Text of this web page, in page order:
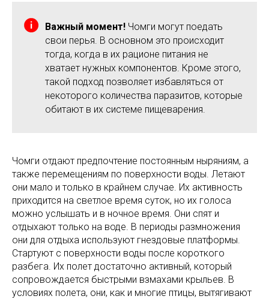
Важный момент! Чомги могут поедать
свои перья. В основном это происходит
тогда, когда в их рационе питания не
хватает нужных компонентов. Кроме этого,
такой подход позволяет избавляться от
некоторого количества паразитов, которые
обитают в их системе пищеварения.
Чомги отдают предпочтение постоянным ныряниям, а
также перемещениям по поверхности воды. Летают
они мало и только в крайнем случае. Их активность
приходится на светлое время суток, но их голоса
можно услышать и в ночное время. Они спят и
отдыхают только на воде. В периоды размножения
они для отдыха используют гнездовые платформы.
Стартуют с поверхности воды после короткого
разбега. Их полет достаточно активный, который
сопровождается быстрыми взмахами крыльев. В
условиях полета, они, как и многие птицы, вытягивают